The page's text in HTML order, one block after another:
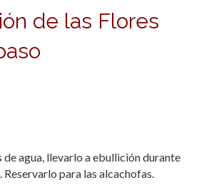
de las Flores
agua, llevarlo a ebullición durante
para las alcachofas.